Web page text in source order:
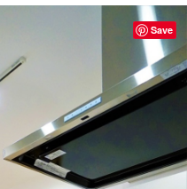
Save